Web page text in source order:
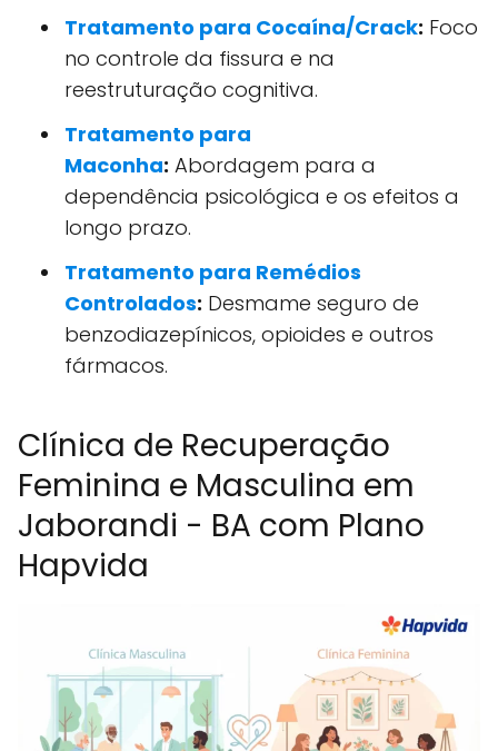
Tratamento para Cocaína/Crack: Foco
no controle da fissura e na
reestruturação cognitiva.
Tratamento para
Maconha: Abordagem para a
dependência psicológica e os efeitos a
longo prazo.
Tratamento para Remédios
Controlados: Desmame seguro de
benzodiazepínicos, opioides e outros
fármacos.
Clínica de Recuperação
Feminina e Masculina em
Jaborandi - BA com Plano
Hapvida